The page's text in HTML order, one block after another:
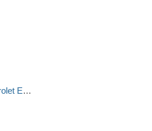
Технические характеристики Chevrolet Evanda